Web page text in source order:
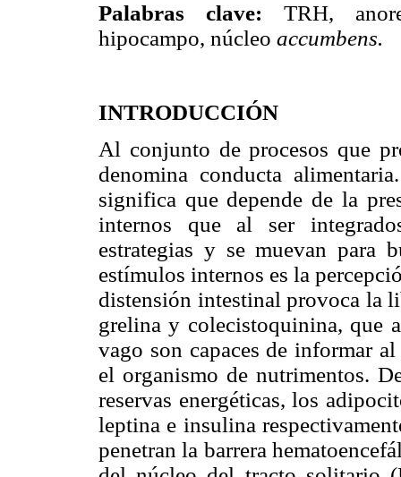
Palabras clave: TRH,
hipocampo, núcleo accumbens.
INTRODUCCIÓN
Al conjunto de procesos que
denomina conducta
significa que depende de la
internos que al ser
estrategias y se muevan para
estímulos internos es la
distensión intestinal provoca la
grelina y colecistoquinina, que
vago son capaces de informar
el organismo de nutrimentos.
reservas energéticas, los
leptina e insulina
penetran la barrera